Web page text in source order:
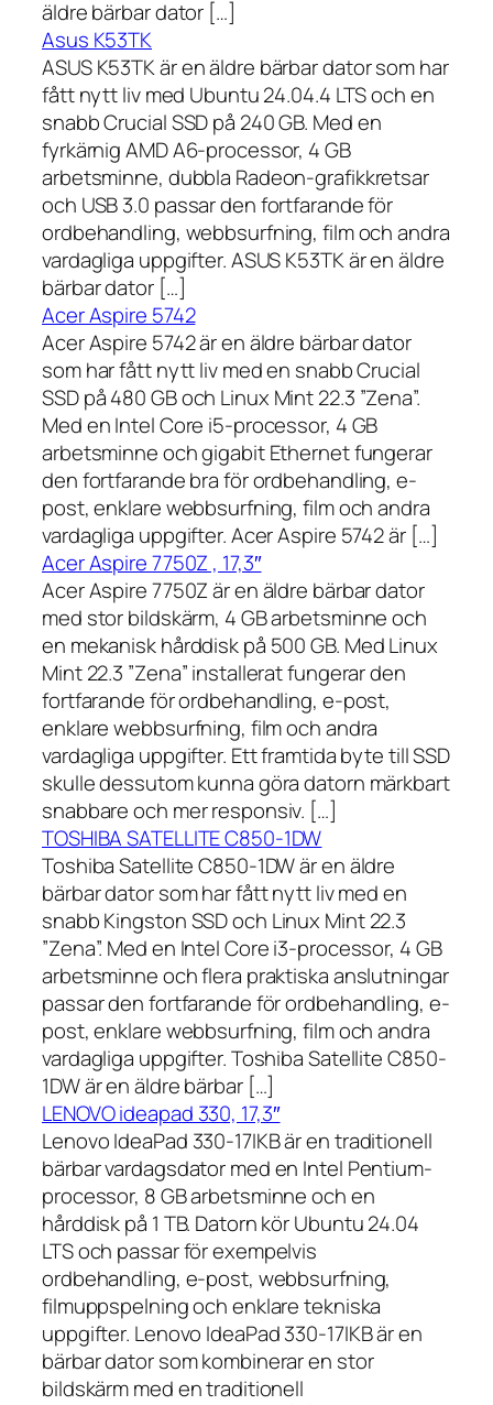
äldre bärbar dator […]
Asus K53TK
ASUS K53TK är en äldre bärbar dator som har
fått nytt liv med Ubuntu 24.04.4 LTS och en
snabb Crucial SSD på 240 GB. Med en
fyrkärnig AMD A6-processor, 4 GB
arbetsminne, dubbla Radeon-grafikkretsar
och USB 3.0 passar den fortfarande för
ordbehandling, webbsurfning, film och andra
vardagliga uppgifter. ASUS K53TK är en äldre
bärbar dator […]
Acer Aspire 5742
Acer Aspire 5742 är en äldre bärbar dator
som har fått nytt liv med en snabb Crucial
SSD på 480 GB och Linux Mint 22.3 ”Zena”.
Med en Intel Core i5-processor, 4 GB
arbetsminne och gigabit Ethernet fungerar
den fortfarande bra för ordbehandling, e-
post, enklare webbsurfning, film och andra
vardagliga uppgifter. Acer Aspire 5742 är […]
Acer Aspire 7750Z , 17,3″
Acer Aspire 7750Z är en äldre bärbar dator
med stor bildskärm, 4 GB arbetsminne och
en mekanisk hårddisk på 500 GB. Med Linux
Mint 22.3 ”Zena” installerat fungerar den
fortfarande för ordbehandling, e-post,
enklare webbsurfning, film och andra
vardagliga uppgifter. Ett framtida byte till SSD
skulle dessutom kunna göra datorn märkbart
snabbare och mer responsiv. […]
TOSHIBA SATELLITE C850-1DW
Toshiba Satellite C850-1DW är en äldre
bärbar dator som har fått nytt liv med en
snabb Kingston SSD och Linux Mint 22.3
”Zena”. Med en Intel Core i3-processor, 4 GB
arbetsminne och flera praktiska anslutningar
passar den fortfarande för ordbehandling, e-
post, enklare webbsurfning, film och andra
vardagliga uppgifter. Toshiba Satellite C850-
1DW är en äldre bärbar […]
LENOVO ideapad 330, 17,3″
Lenovo IdeaPad 330-17IKB är en traditionell
bärbar vardagsdator med en Intel Pentium-
processor, 8 GB arbetsminne och en
hårddisk på 1 TB. Datorn kör Ubuntu 24.04
LTS och passar för exempelvis
ordbehandling, e-post, webbsurfning,
filmuppspelning och enklare tekniska
uppgifter. Lenovo IdeaPad 330-17IKB är en
bärbar dator som kombinerar en stor
bildskärm med en traditionell